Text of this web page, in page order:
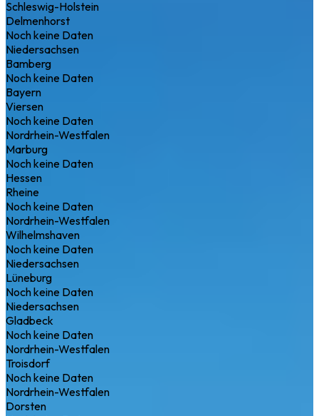
Schleswig-Holstein
Delmenhorst
Noch keine Daten
Niedersachsen
Bamberg
Noch keine Daten
Bayern
Viersen
Noch keine Daten
Nordrhein-Westfalen
Marburg
Noch keine Daten
Hessen
Rheine
Noch keine Daten
Nordrhein-Westfalen
Wilhelmshaven
Noch keine Daten
Niedersachsen
Lüneburg
Noch keine Daten
Niedersachsen
Gladbeck
Noch keine Daten
Nordrhein-Westfalen
Troisdorf
Noch keine Daten
Nordrhein-Westfalen
Dorsten